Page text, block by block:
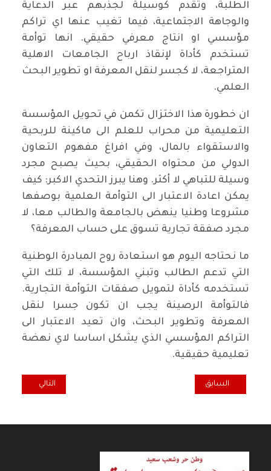
الطلبة، وتقدم كوسيلة لجذبهم عبر الدعاية
والوجاهة الاجتماعية، فيما تغيب عنها اي تراكم
مؤسسي او انتاج معرفي حقيقي. انها توأمة
تستخدم كأداة لإنقاذ ارباح الجامعات الاهلية
المتراجعة، لا كجسر لنقل المعرفة او تطوير البحث
العلمي.
ان خطورة هذا الاختزال تكمن في تحويل المؤسسة
التعليمية من محراب للعلم الى ماكينة للربحية
والاستقواء بالمال، وفي افراغ مفهوم التعاون
الدولي من محتواه الحقيقي، بحيث يصبح مجرد
وسيلة للتباهي لا أكثر. وهنا يبرز التحدي الاكبر: كيف
يمكن اعادة الاعتبار الى التوأمة العلمية بوصفها
مشروعا وطنيا ينهض بالجامعة والطالب معا، لا
مجرد صفقة تجارية تسوق على حساب المعرفة؟
ما نحتاجه اليوم هو استعادة روح المبادرة الوطنية
التي تدعم الطالب وتبني المؤسسة، لا تلك التي
تستخدمه كأداة لتمويل صفقات التوأمة التجارية.
فالتوأمة الرصينة يجب ان تكون جسرا لنقل
المعرفة وتطوير البحث، وان تعيد الاعتبار الى
التراكم المؤسسي الذي يشكل اساسا لاي نهضة
تعليمية حقيقية.
المقال السابق: اصطفاف المثقف الى جانب سلطة فاسدة .. بعض مثقفي
السابق المقال التالي:
التالي